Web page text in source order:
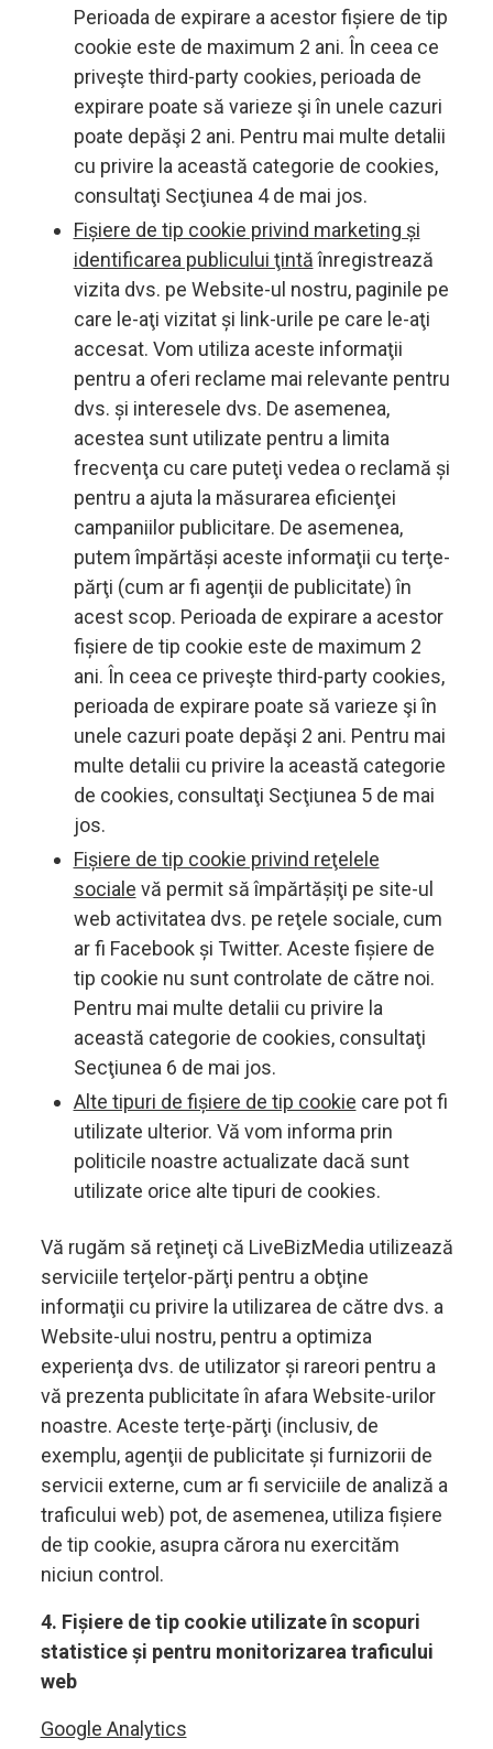
Perioada de expirare a acestor fișiere de tip
cookie este de maximum 2 ani. În ceea ce
priveşte third-party cookies, perioada de
expirare poate să varieze şi în unele cazuri
poate depăşi 2 ani. Pentru mai multe detalii
cu privire la această categorie de cookies,
consultaţi Secţiunea 4 de mai jos.
Fișiere de tip cookie privind marketing și
identificarea publicului ţintăînregistrează
vizita dvs. pe Website-ul nostru, paginile pe
care le-aţi vizitat și link-urile pe care le-aţi
accesat. Vom utiliza aceste informaţii
pentru a oferi reclame mai relevante pentru
dvs. și interesele dvs. De asemenea,
acestea sunt utilizate pentru a limita
frecvenţa cu care puteţi vedea o reclamă și
pentru a ajuta la măsurarea eficienţei
campaniilor publicitare. De asemenea,
putem împărtăși aceste informaţii cu terţe-
părţi (cum ar fi agenţii de publicitate) în
acest scop. Perioada de expirare a acestor
fișiere de tip cookie este de maximum 2
ani. În ceea ce priveşte third-party cookies,
perioada de expirare poate să varieze şi în
unele cazuri poate depăşi 2 ani. Pentru mai
multe detalii cu privire la această categorie
de cookies, consultaţi Secţiunea 5 de mai
jos.
Fișiere de tip cookie privind reţelele
sociale vă permit să împărtășiţi pe site-ul
web activitatea dvs. pe reţele sociale, cum
ar fi Facebook și Twitter. Aceste fișiere de
tip cookie nu sunt controlate de către noi.
Pentru mai multe detalii cu privire la
această categorie de cookies, consultaţi
Secţiunea 6 de mai jos.
Alte tipuri de fișiere de tip cookie care pot fi
utilizate ulterior. Vă vom informa prin
politicile noastre actualizate dacă sunt
utilizate orice alte tipuri de cookies.
Vă rugăm să reţineţi că LiveBizMedia utilizează
serviciile terţelor-părţi pentru a obţine
informaţii cu privire la utilizarea de către dvs. a
Website-ului nostru, pentru a optimiza
experienţa dvs. de utilizator și rareori pentru a
vă prezenta publicitate în afara Website-urilor
noastre. Aceste terţe-părţi (inclusiv, de
exemplu, agenţii de publicitate și furnizorii de
servicii externe, cum ar fi serviciile de analiză a
traficului web) pot, de asemenea, utiliza fișiere
de tip cookie, asupra cărora nu exercităm
niciun control.
4. Fișiere de tip cookie utilizate în scopuri
statistice și pentru monitorizarea traficului
web
Google Analytics